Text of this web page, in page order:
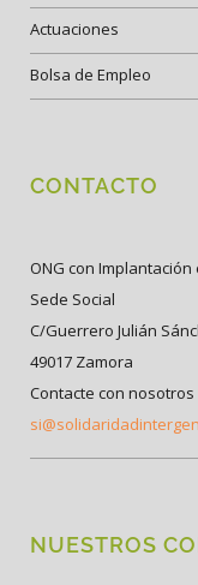
Actuaciones
Bolsa de Empleo
CONTACTO
ONG con Implantación
Sede Social
C/Guerrero Julián
49017 Zamora
Contacte con
NUESTROS